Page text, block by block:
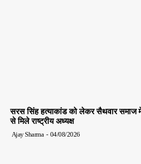
सरस सिंह हत्याकांड को लेकर सैथवार समाज
से मिले राष्ट्रीय अध्यक्ष
Ajay Sharma - 04/08/2026